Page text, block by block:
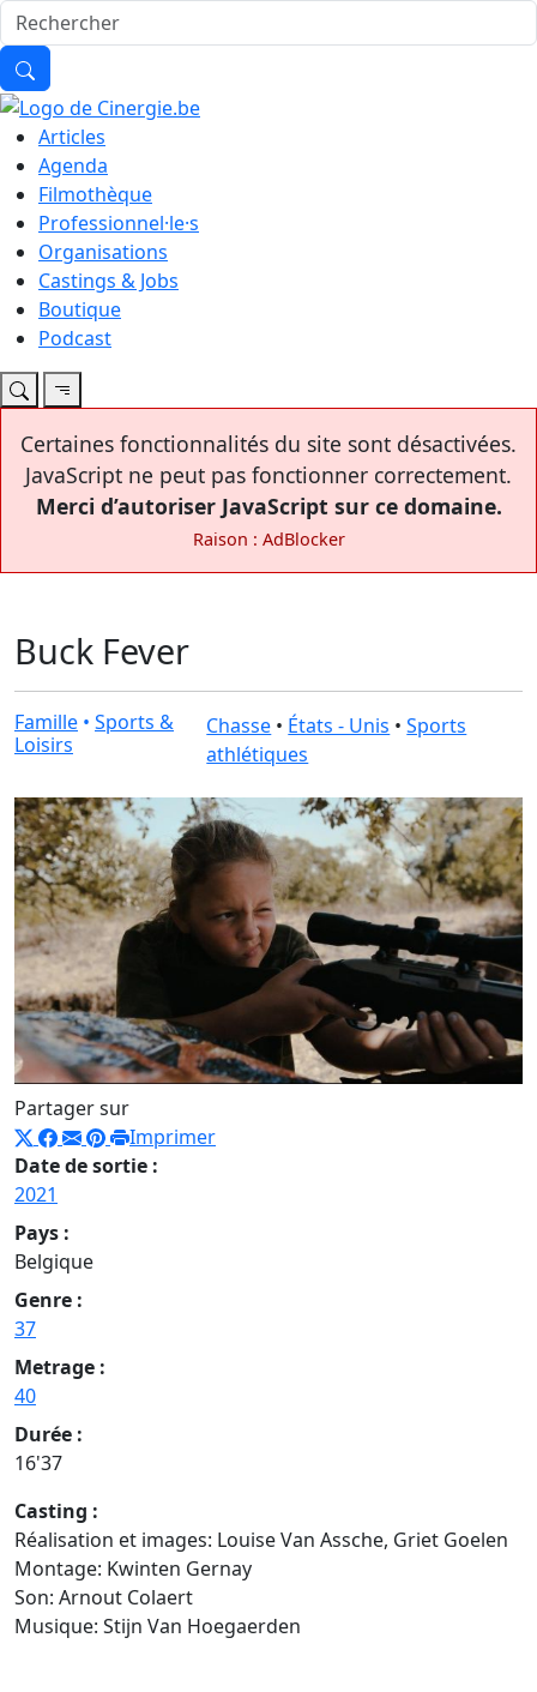
Articles
Agenda
Filmothèque
Professionnel·le·s
Organisations
Castings & Jobs
Boutique
Podcast
Certaines fonctionnalités du site sont désactivées.
JavaScript ne peut pas fonctionner correctement.
Merci d’autoriser JavaScript sur ce domaine.
Raison : AdBlocker
Buck Fever
Famille • Sports &
Loisirs
Chasse • États - Unis •Sports
athlétiques
Partager sur
Imprimer
Date de sortie :
2021
Pays :
Belgique
Genre :
37
Metrage :
40
Durée :
16'37
Casting :
Réalisation et images: Louise Van Assche, Griet Goelen
Montage: Kwinten Gernay
Son: Arnout Colaert
Musique: Stijn Van Hoegaerden